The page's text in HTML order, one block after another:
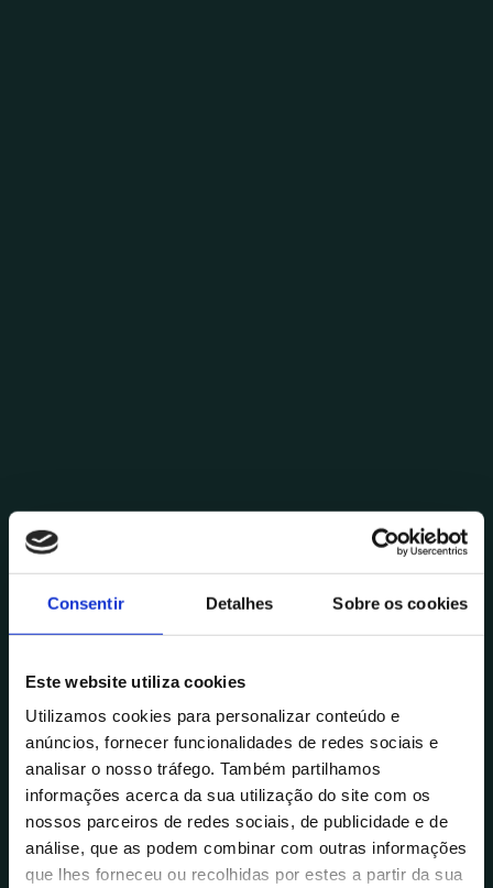
Consentir Detalhes Sobre os cookies
Este website utiliza cookies
Utilizamos cookies para personalizar conteúdo e
anúncios, fornecer funcionalidades de redes sociais e
analisar o nosso tráfego. Também partilhamos
informações acerca da sua utilização do site com os
nossos parceiros de redes sociais, de publicidade e de
análise, que as podem combinar com outras informações
que lhes forneceu ou recolhidas por estes a partir da sua